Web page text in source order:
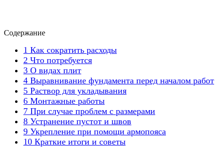
Содержание
1 Как сократить расходы
2 Что потребуется
3 О видах плит
4 Выравнивание фундамента перед началом работ
5 Раствор для укладывания
6 Монтажные работы
7 При случае проблем с размерами
8 Устранение пустот и швов
9 Укрепление при помощи армопояса
10 Краткие итоги и советы